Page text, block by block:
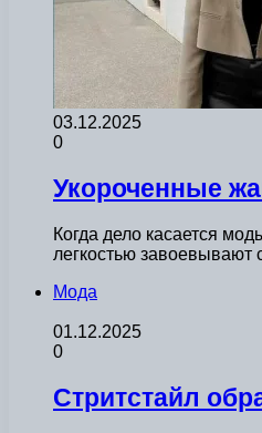
03.12.2025
0
Укороченные
Когда дело касается
легкостью
Мода
01.12.2025
0
Стритстайл